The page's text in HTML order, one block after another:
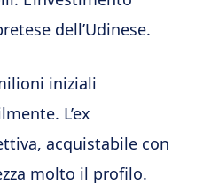
dell’Udinese.
iniziali
L’ex
acquistabile con
molto il profilo.